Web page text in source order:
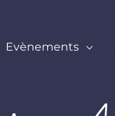
Evènements